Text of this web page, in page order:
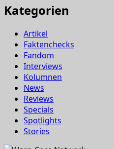
Kategorien
Artikel
Faktenchecks
Fandom
Interviews
Kolumnen
News
Reviews
Specials
Spotlights
Stories